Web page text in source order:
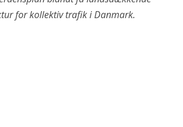
for kollektiv trafik i Danmark.